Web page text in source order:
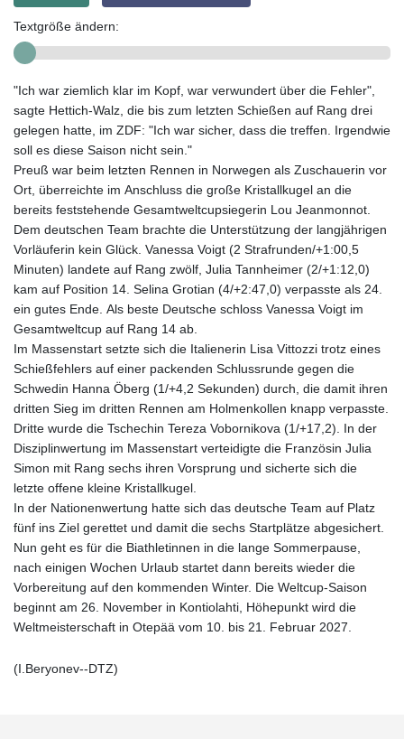
Textgröße ändern:
"Ich war ziemlich klar im Kopf, war verwundert über die Fehler",
sagte Hettich-Walz, die bis zum letzten Schießen auf Rang drei
gelegen hatte, im ZDF: "Ich war sicher, dass die treffen. Irgendwie
soll es diese Saison nicht sein."
Preuß war beim letzten Rennen in Norwegen als Zuschauerin vor
Ort, überreichte im Anschluss die große Kristallkugel an die
bereits feststehende Gesamtweltcupsiegerin Lou Jeanmonnot.
Dem deutschen Team brachte die Unterstützung der langjährigen
Vorläuferin kein Glück. Vanessa Voigt (2 Strafrunden/+1:00,5
Minuten) landete auf Rang zwölf, Julia Tannheimer (2/+1:12,0)
kam auf Position 14. Selina Grotian (4/+2:47,0) verpasste als 24.
ein gutes Ende. Als beste Deutsche schloss Vanessa Voigt im
Gesamtweltcup auf Rang 14 ab.
Im Massenstart setzte sich die Italienerin Lisa Vittozzi trotz eines
Schießfehlers auf einer packenden Schlussrunde gegen die
Schwedin Hanna Öberg (1/+4,2 Sekunden) durch, die damit ihren
dritten Sieg im dritten Rennen am Holmenkollen knapp verpasste.
Dritte wurde die Tschechin Tereza Vobornikova (1/+17,2). In der
Disziplinwertung im Massenstart verteidigte die Französin Julia
Simon mit Rang sechs ihren Vorsprung und sicherte sich die
letzte offene kleine Kristallkugel.
In der Nationenwertung hatte sich das deutsche Team auf Platz
fünf ins Ziel gerettet und damit die sechs Startplätze abgesichert.
Nun geht es für die Biathletinnen in die lange Sommerpause,
nach einigen Wochen Urlaub startet dann bereits wieder die
Vorbereitung auf den kommenden Winter. Die Weltcup-Saison
beginnt am 26. November in Kontiolahti, Höhepunkt wird die
Weltmeisterschaft in Otepää vom 10. bis 21. Februar 2027.
(I.Beryonev--DTZ)